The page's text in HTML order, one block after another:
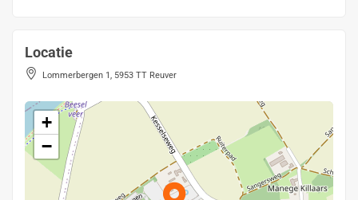
Locatie
Lommerbergen 1, 5953 TT Reuver
+
−